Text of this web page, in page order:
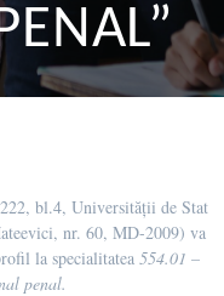
bl.4, Universității de Stat
nr. 60, MD-2009) va
la specialitatea 554.01 –
penal.